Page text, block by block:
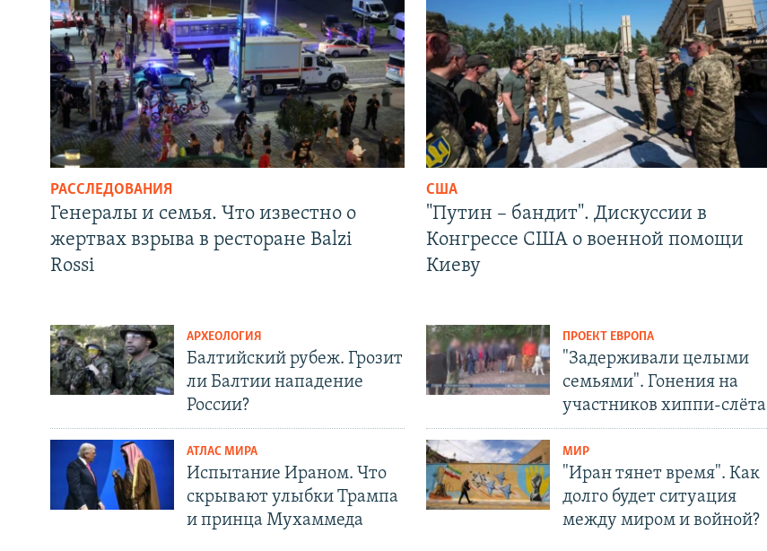
РАССЛЕДОВАНИЯ
Генералы и семья. Что известно о
жертвах взрыва в ресторане Balzi
Rossi
США
"Путин – бандит". Дискуссии в
Конгрессе США о военной помощи
Киеву
АРХЕОЛОГИЯ
Балтийский рубеж. Грозит
ли Балтии нападение
России?
АТЛАС МИРА
Испытание Ираном. Что
скрывают улыбки Трампа
и принца Мухаммеда
ПРОЕКТ ЕВРОПА
"Задерживали целыми
семьями". Гонения на
участников хиппи-слёта
МИР
"Иран тянет время". Как
долго будет ситуация
между миром и войной?